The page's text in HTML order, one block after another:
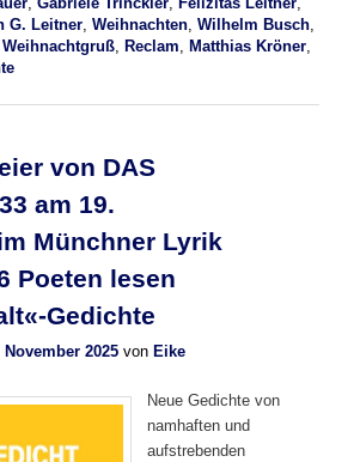
G. Leitner ,Weihnachten ,Wilhelm Busch
,Weihnachtgruß ,Reclam ,Matthias Kröner
von DAS
am 19.
Münchner Lyrik
Poeten lesen
Gedichte
November 2025 von Eike
Neue Gedichte von
namhaften und
aufstrebenden